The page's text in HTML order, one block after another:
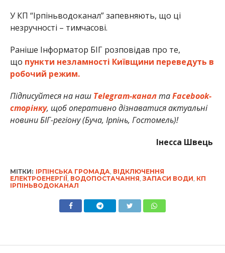
У КП “Ірпіньводоканал” запевняють, що ці
незручності – тимчасові.
Раніше Інформатор БІГ розповідав про те,
що пункти незламності Київщини переведуть в
робочий режим.
Підписуйтеся на наш Telegram-канал таFacebook-
сторінку, щоб оперативно дізнаватися актуальні
новини БІГ-регіону (Буча, Ірпінь, Гостомель)!
Інесса Швець
МІТКИ: ІРПІНСЬКА ГРОМАДА, ВІДКЛЮЧЕННЯ
ЕЛЕКТРОЕНЕРГІЇ, ВОДОПОСТАЧАННЯ, ЗАПАСИ ВОДИ, КП
ІРПІНЬВОДОКАНАЛ